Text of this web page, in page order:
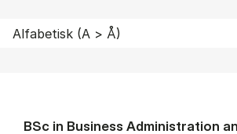
BSc in Busi­ness Ad­min­is­tra­tion